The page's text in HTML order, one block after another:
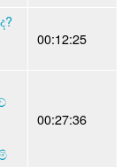
00:12:25
00:27:36